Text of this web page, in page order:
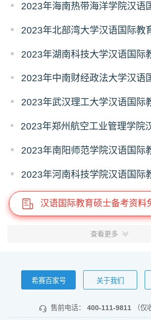
汉语国际教育硕士备考资料
查看更多
希赛百家号 关于我们
售前电话： 400-111-9811 （仅